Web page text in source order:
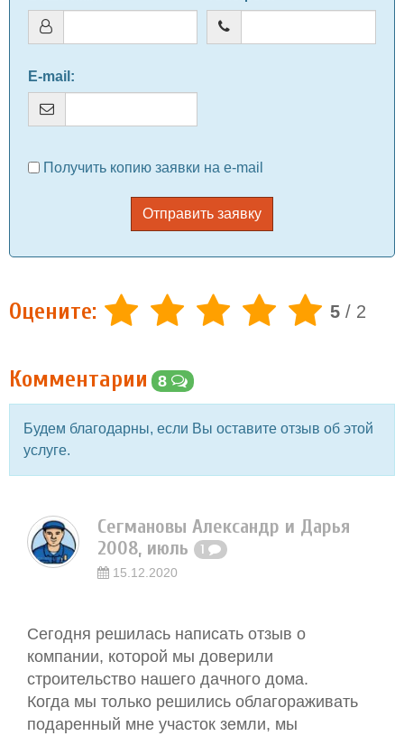
E-mail :
Получить копию заявки на e-mail
Отправить заявку
Оцените: 5 / 2
Комментарии 8
Будем благодарны, если Вы оставите отзыв об этой
услуге.
Сегмановы Александр и Дарья
2008, июль
1
15.12.2020
Сегодня решилась написать отзыв о
компании, которой мы доверили
строительство нашего дачного дома.
Когда мы только решились облагораживать
подаренный мне участок земли, мы